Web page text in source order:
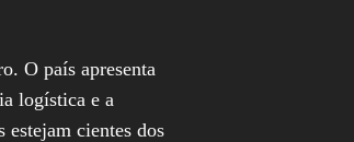
O país apresenta
logística e a
estejam cientes dos